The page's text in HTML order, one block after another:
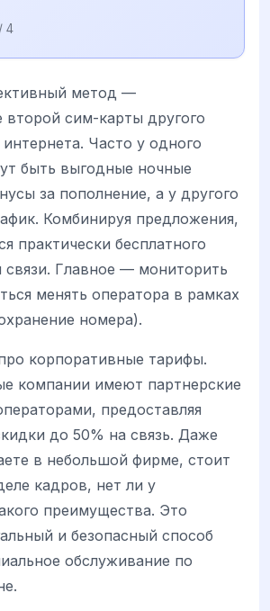
/ 4
метод —
второй сим-карты другого
Часто у одного
быть выгодные ночные
за пополнение, а у другого
Комбинируя предложения,
практически бесплатного
связи. Главное — мониторить
менять оператора в рамках
номера).
корпоративные тарифы.
компании имеют партнерские
предоставляя
до 50% на связь. Даже
в небольшой фирме, стоит
кадров, нет ли у
преимущества. Это
и безопасный способ
обслуживание по